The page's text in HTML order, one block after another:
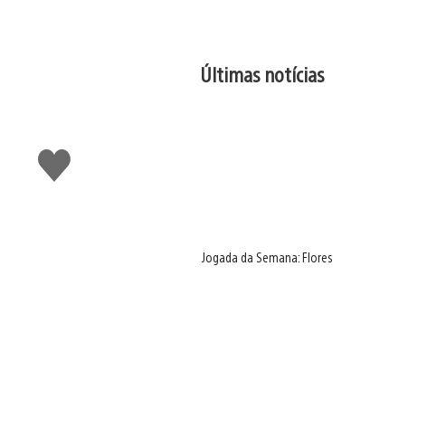
Curtir
Últimas notícias
Jogada da Semana: Flores